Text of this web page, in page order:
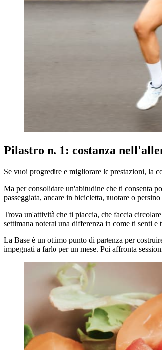
Pilastro n. 1: costanza
Se vuoi progredire e migliorare le prestazioni, la
Ma per consolidare un'abitudine che ti consenta
passeggiata, andare in bicicletta, nuotare o
Trova un'attività che ti piaccia, che faccia
settimana noterai una differenza in come ti senti e
La Base è un ottimo punto di partenza per
impegnati a farlo per un mese. Poi affronta